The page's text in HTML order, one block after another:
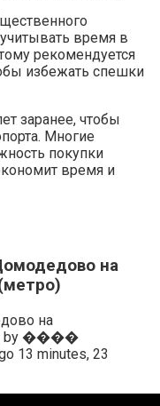
время в
рекомендуется
избежать спешки
заранее, чтобы
Многие
покупки
время и
на
на
by ����
13 minutes, 23